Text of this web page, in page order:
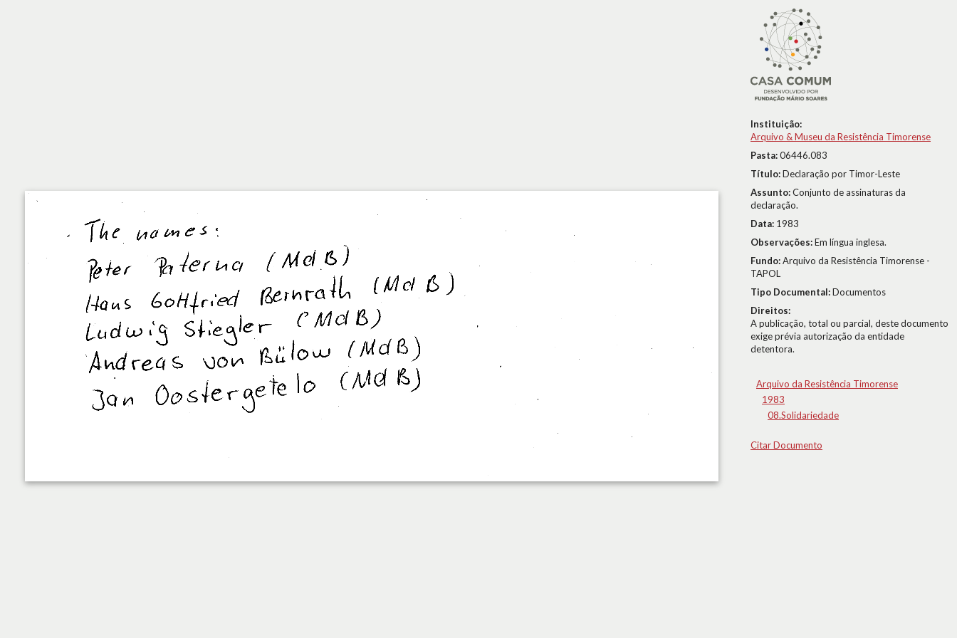
Instituição:
Arquivo & Museu da Resistência Timorense
Pasta:06446.083
Título:Declaração por Timor-Leste
Assunto:Conjunto de assinaturas da
declaração.
Data: 1983
Observações:Em língua inglesa.
Fundo:Arquivo da Resistência Timorense -
TAPOL
Tipo Documental:Documentos
Direitos:
A publicação, total ou parcial, deste documento
exige prévia autorização da entidade
detentora.
Arquivo da Resistência Timorense
1983
08.Solidariedade
Citar Documento